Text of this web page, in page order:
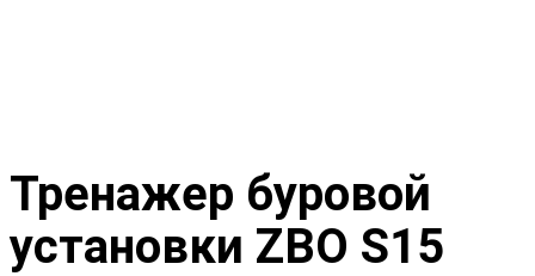
Тренажер буровой
установки ZBO S15